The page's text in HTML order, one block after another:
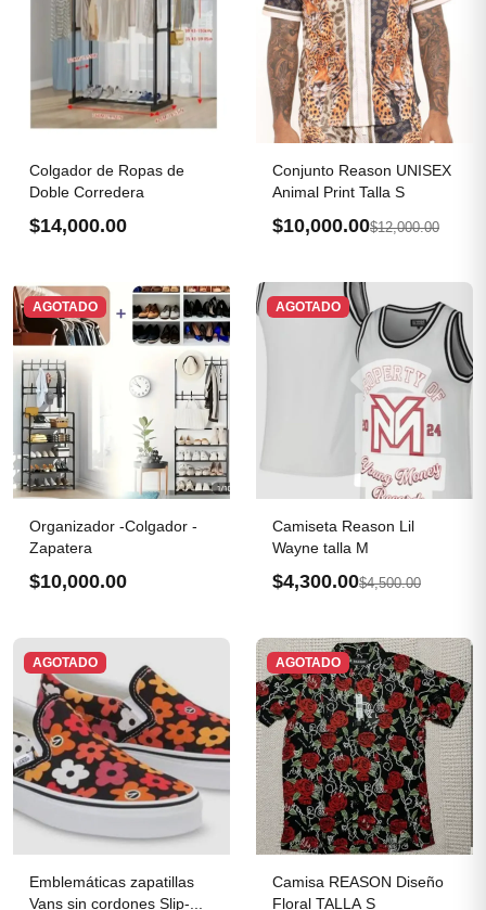
Colgador de Ropas de
Doble Corredera
$14,000.00
Conjunto Reason UNISEX
Animal Print Talla S
$10,000.00$12,000.00
AGOTADO
Organizador -Colgador -
Zapatera
$10,000.00
AGOTADO
Camiseta Reason Lil
Wayne talla M
$4,300.00$4,500.00
AGOTADO
Emblemáticas zapatillas
Vans sin cordones Slip-...
AGOTADO
Camisa REASON Diseño
Floral TALLA S